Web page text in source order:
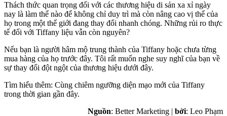
Thách thức quan trọng đối với các thương hiệu di sản xa xỉ ngày
nay là làm thế nào để không chỉ duy trì mà còn nâng cao vị thế của
họ trong một thế giới đang thay đổi nhanh chóng. Những rủi ro thực
tế đối với Tiffany liệu vẫn còn nguyên?
Nếu bạn là người hâm mộ trung thành của Tiffany hoặc chưa từng
mua hàng của họ trước đây. Tôi rất muốn nghe suy nghĩ của bạn về
sự thay đổi đột ngột của thương hiệu dưới đây.
Tìm hiểu thêm: Cùng chiêm ngưỡng diện mạo mới của Tiffany
trong thời gian gần đây.
Nguồn: Better Marketing | bởi: Leo Phạm